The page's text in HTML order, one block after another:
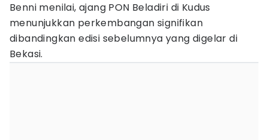
Benni menilai, ajang PON Beladiri di Kudus
menunjukkan perkembangan signifikan
dibandingkan edisi sebelumnya yang digelar di
Bekasi.